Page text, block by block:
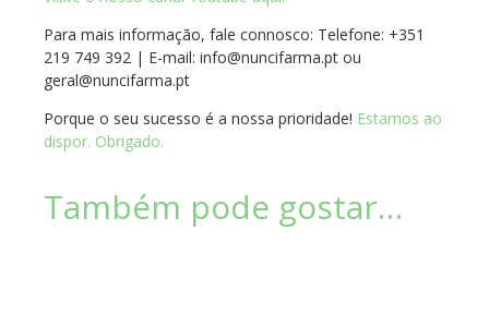
Para mais informação, fale connosco: Telefone: +351
219 749 392 | E-mail: info@nuncifarma.pt ou
geral@nuncifarma.pt
Porque o seu sucesso é a nossa prioridade! Estamos ao
dispor. Obrigado.
Também pode gostar…